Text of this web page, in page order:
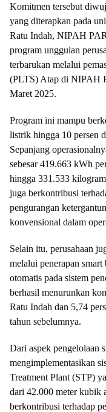
Komitmen tersebut
yang diterapkan pada
Ratu Indah, NIPAH
program unggulan
terbarukan melalui
(PLTS) Atap di NIPAH
Maret 2025.
Program ini mampu
listrik hingga 10 persen
Sepanjang
sebesar 419.663 kWh
hingga 331.533
juga berkontribusi
pengurangan
konvensional dalam
Selain itu, perusahaan
melalui penerapan smart
otomatis pada sistem
berhasil menurunkan
Ratu Indah dan 5,74
tahun sebelumnya.
Dari aspek pengelolaan
mengimplementasikan
Treatment Plant (STP)
dari 42.000 meter kubik
berkontribusi terhadap